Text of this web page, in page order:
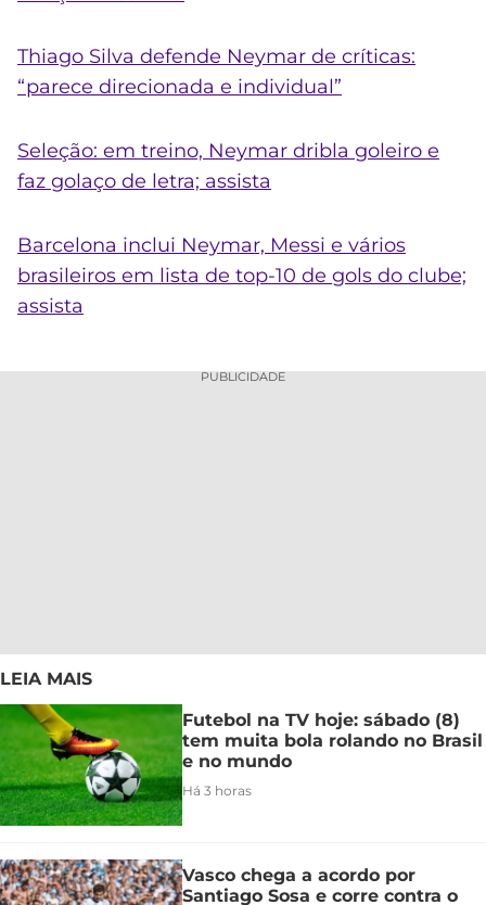
Thiago Silva defende Neymar de críticas:
“parece direcionada e individual”
Seleção: em treino, Neymar dribla goleiro e
faz golaço de letra; assista
Barcelona inclui Neymar, Messi e vários
brasileiros em lista de top-10 de gols do clube;
assista
PUBLICIDADE
LEIA MAIS
Futebol na TV hoje: sábado (8)
tem muita bola rolando no Brasil
e no mundo
Há 3 horas
Vasco chega a acordo por
Santiago Sosa e corre contra o